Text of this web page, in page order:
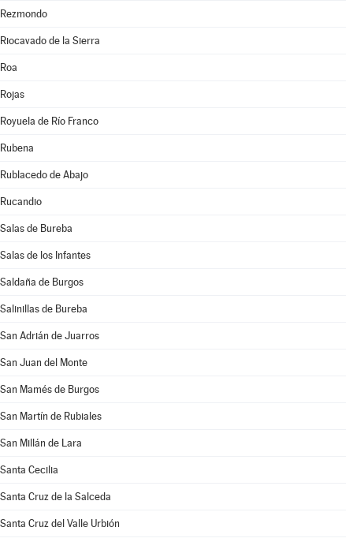
Rezmondo
Riocavado de la Sierra
Roa
Rojas
Royuela de Río Franco
Rubena
Rublacedo de Abajo
Rucandio
Salas de Bureba
Salas de los Infantes
Saldaña de Burgos
Salinillas de Bureba
San Adrián de Juarros
San Juan del Monte
San Mamés de Burgos
San Martín de Rubiales
San Millán de Lara
Santa Cecilia
Santa Cruz de la Salceda
Santa Cruz del Valle Urbión